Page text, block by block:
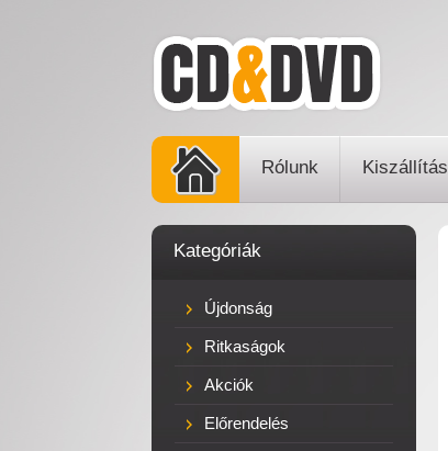
Rólunk Kiszállítás
Kategóriák
Újdonság
Ritkaságok
Akciók
Előrendelés